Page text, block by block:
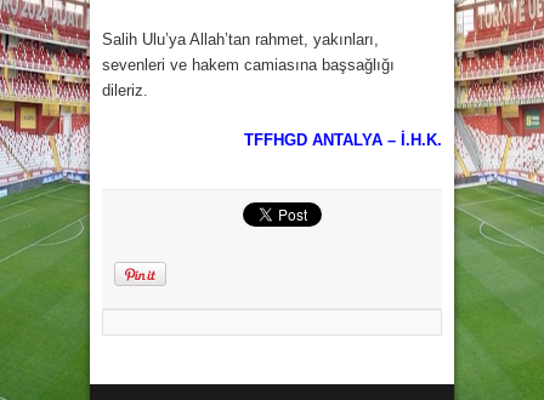
Salih Ulu’ya Allah’tan rahmet, yakınları,
sevenleri ve hakem camiasına başsağlığı
dileriz.
TFFHGD ANTALYA – İ.H.K.